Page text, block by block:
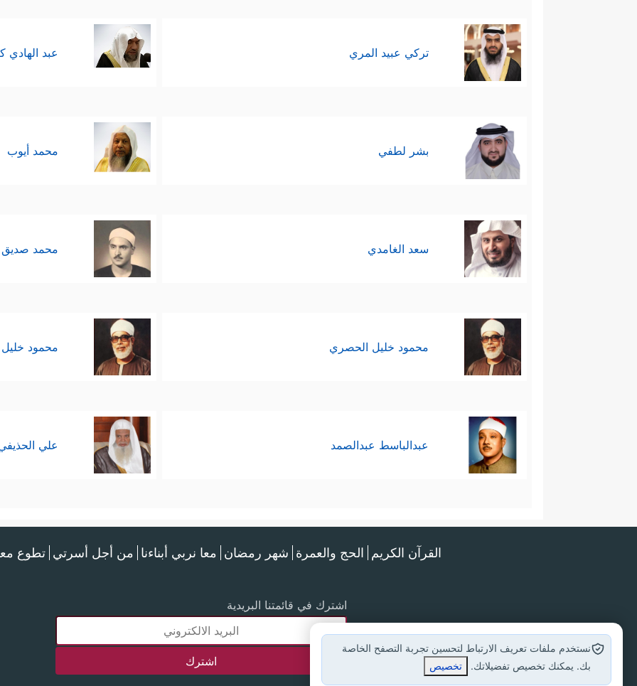
تركي عبيد المري عبد الهادي
بشر لطفي محمد أيوب
سعد الغامدي محمد صديق
محمود خليل الحصري محمود
عبدالباسط عبدالصمد علي
القرآن الكريم الحج والعمرة شهر رمضان معا نربي أبناءنا من أجل أسرتي تطوع
اشترك في قائمتنا البريدية
نستخدم ملفات تعريف الارتباط لتحسين تجربة التصفح الخاصة
بك. يمكنك تخصيص تفضيلاتك.
تخصيص